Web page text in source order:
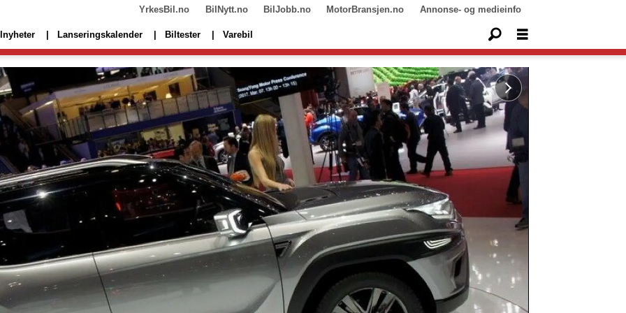
YrkesBil.no BilNytt.no BilJobb.no MotorBransjen.no Annonse- og medieinfo
Lanseringskalender Biltester Varebil